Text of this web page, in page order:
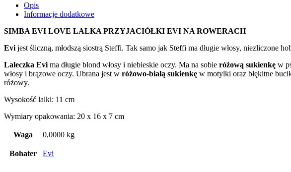
Opis
Informacje dodatkowe
SIMBA EVI LOVE LALKA PRZYJACIÓŁKI EVI NA ROWERACH
Evi jest śliczną, młodszą siostrą Steffi. Tak samo jak Steffi ma długie włosy, niezliczone
Laleczka Evi ma długie blond włosy i niebieskie oczy. Ma na sobie różową sukienkę w
włosy i brązowe oczy. Ubrana jest w różowo-białą sukienkę w motylki oraz błękitne
różowy.
Wysokość lalki: 11 cm
Wymiary opakowania: 20 x 16 x 7 cm
Waga 0,0000 kg
Bohater Evi